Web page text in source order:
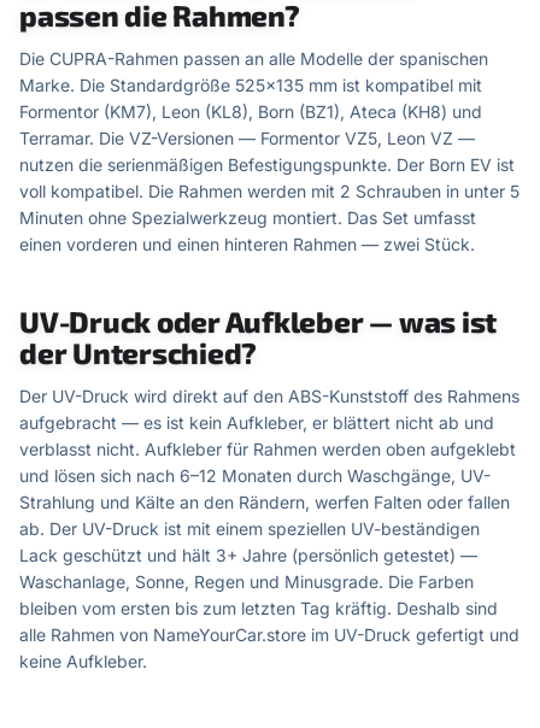
passen die Rahmen?
Die CUPRA-Rahmen passen an alle Modelle der spanischen
Marke. Die Standardgröße 525×135 mm ist kompatibel mit
Formentor (KM7), Leon (KL8), Born (BZ1), Ateca (KH8) und
Terramar. Die VZ-Versionen — Formentor VZ5, Leon VZ —
nutzen die serienmäßigen Befestigungspunkte. Der Born EV ist
voll kompatibel. Die Rahmen werden mit 2 Schrauben in unter 5
Minuten ohne Spezialwerkzeug montiert. Das Set umfasst
einen vorderen und einen hinteren Rahmen — zwei Stück.
UV-Druck oder Aufkleber — was ist
der Unterschied?
Der UV-Druck wird direkt auf den ABS-Kunststoff des Rahmens
aufgebracht — es ist kein Aufkleber, er blättert nicht ab und
verblasst nicht. Aufkleber für Rahmen werden oben aufgeklebt
und lösen sich nach 6–12 Monaten durch Waschgänge, UV-
Strahlung und Kälte an den Rändern, werfen Falten oder fallen
ab. Der UV-Druck ist mit einem speziellen UV-beständigen
Lack geschützt und hält 3+ Jahre (persönlich getestet) —
Waschanlage, Sonne, Regen und Minusgrade. Die Farben
bleiben vom ersten bis zum letzten Tag kräftig. Deshalb sind
alle Rahmen von NameYourCar.store im UV-Druck gefertigt und
keine Aufkleber.